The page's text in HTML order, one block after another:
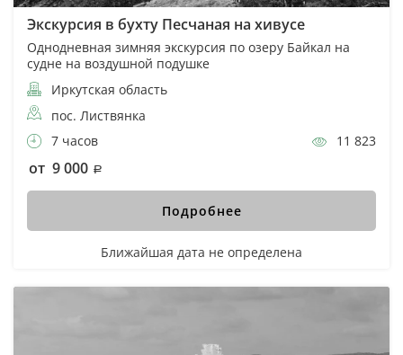
Экскурсия в бухту Песчаная на хивусе
Однодневная зимняя экскурсия по озеру Байкал на
судне на воздушной подушке
Иркутская область
пос. Листвянка
7 часов
11 823
от 9 000
Подробнее
Ближайшая дата не определена